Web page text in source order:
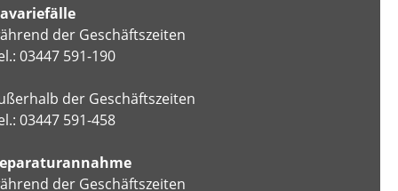
der Geschäftszeiten
03447 591-190
der Geschäftszeiten
03447 591-458
der Geschäftszeiten